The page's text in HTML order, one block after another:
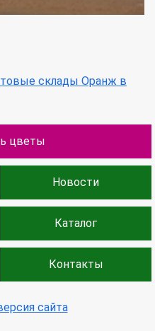
склады Оранж в
цветы
Новости
Каталог
Контакты
сайта